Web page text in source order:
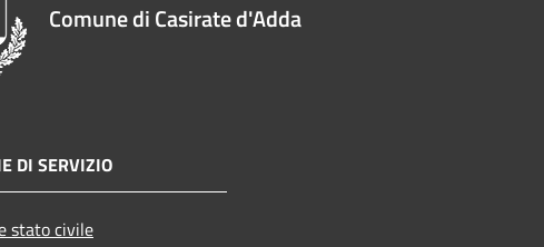
Comune di Casirate d'Adda
DI SERVIZIO
stato civile